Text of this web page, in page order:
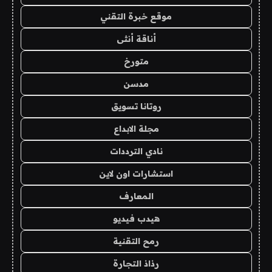
موقع خبرة التقني
أناقة أنثى
متورخ
مدسن
روتانا تسويق
مجلة الابداع
نادي الترددات
استشارات اون لاين
المعارف
هيدب فيديو
رمح التقنية
رذاذ التجارة